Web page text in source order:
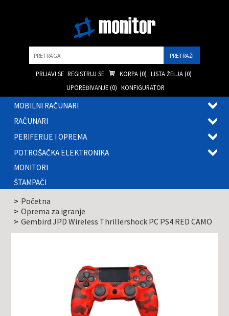
PRIJAVI SE REGISTRUJ SE KORPA (0) LISTA ŽELJA (0)
UPOREĐIVANJE (0) KONFIGURATOR
MOBILNI RAČUNARI
RAČUNARI
PERIFERIJE I OPREMA
POTROŠAČKA ELEKTRONIKA
MONITORI
ŠTAMPAČI
Početna
Oprema za igranje
Gembird JPD Wireless Thrillershock PC PS4 RED CAMO